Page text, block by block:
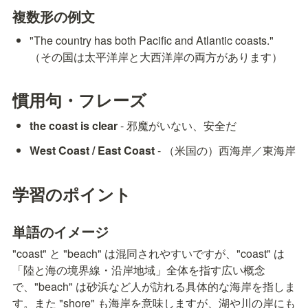
複数形の例文
"The country has both Pacific and Atlantic coasts."
（その国は太平洋岸と大西洋岸の両方があります）
慣用句・フレーズ
the coast is clear - 邪魔がいない、安全だ
West Coast / East Coast - （米国の）西海岸／東海岸
学習のポイント
単語のイメージ
"coast" と "beach" は混同されやすいですが、"coast" は
「陸と海の境界線・沿岸地域」全体を指す広い概念
で、"beach" は砂浜など人が訪れる具体的な海岸を指しま
す。また "shore" も海岸を意味しますが、湖や川の岸にも